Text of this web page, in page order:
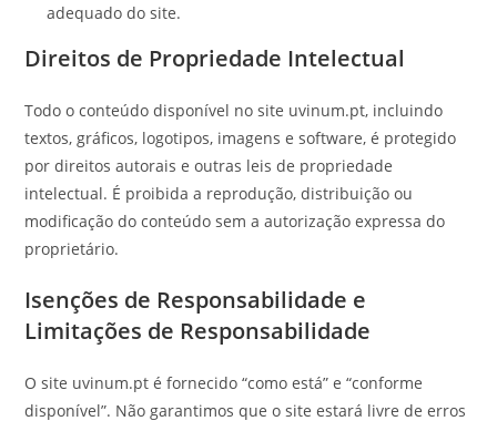
adequado do site.
Direitos de Propriedade Intelectual
Todo o conteúdo disponível no site uvinum.pt, incluindo
textos, gráficos, logotipos, imagens e software, é protegido
por direitos autorais e outras leis de propriedade
intelectual. É proibida a reprodução, distribuição ou
modificação do conteúdo sem a autorização expressa do
proprietário.
Isenções de Responsabilidade e
Limitações de Responsabilidade
O site uvinum.pt é fornecido “como está” e “conforme
disponível”. Não garantimos que o site estará livre de erros